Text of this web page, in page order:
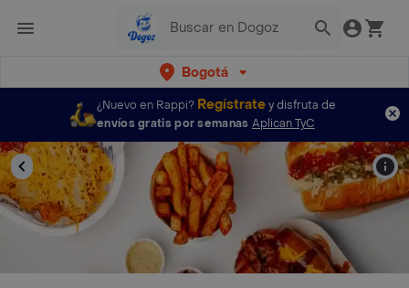
Bogotá
¿Nuevo en Rappi? Regístratey disfruta de
envíos gratis por semanas Aplican TyC